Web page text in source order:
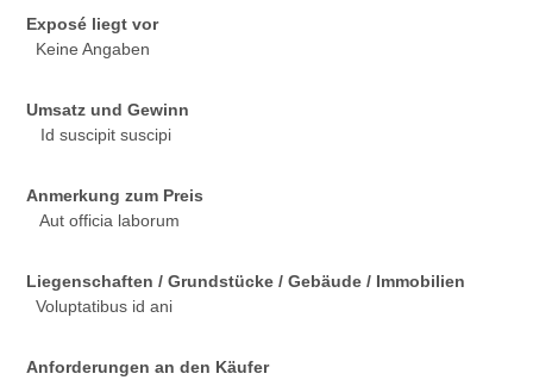
Exposé liegt vor
Keine Angaben
Umsatz und Gewinn
Id suscipit suscipi
Anmerkung zum Preis
Aut officia laborum
Liegenschaften / Grundstücke / Gebäude / Immobilien
Voluptatibus id ani
Anforderungen an den Käufer